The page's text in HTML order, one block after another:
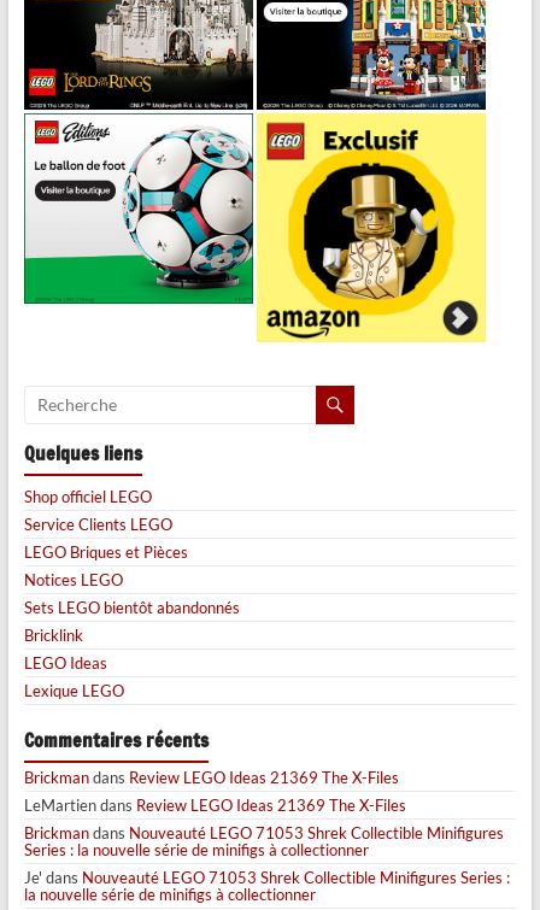
Quelques liens
Shop officiel LEGO
Service Clients LEGO
LEGO Briques et Pièces
Notices LEGO
Sets LEGO bientôt abandonnés
Bricklink
LEGO Ideas
Lexique LEGO
Commentaires récents
Brickmandans Review LEGO Ideas 21369 The X-Files
LeMartiendans Review LEGO Ideas 21369 The X-Files
Brickmandans Nouveauté LEGO 71053 Shrek Collectible Minifigures
Series : la nouvelle série de minifigs à collectionner
Je' dans Nouveauté LEGO 71053 Shrek Collectible Minifigures Series :
la nouvelle série de minifigs à collectionner